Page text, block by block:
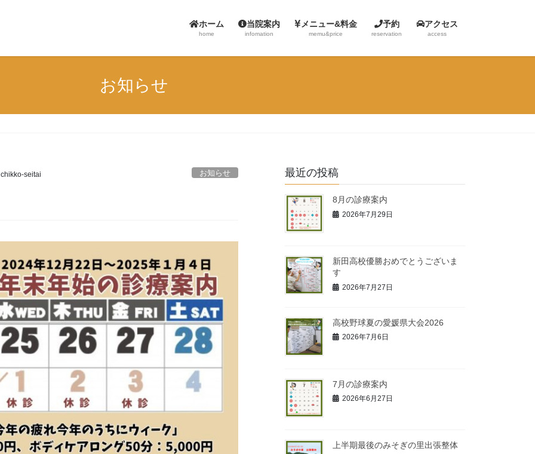
ホーム
home
当院案内
infomation
メニュー&料金
memu&price
予約
reservation
アクセス
access
お知らせ
seitai お知らせ 最近の投稿
8月の診療案内
2026年7月29日
新田高校優勝おめでとうございま
す
2026年7月27日
高校野球夏の愛媛県大会2026
2026年7月6日
7月の診療案内
2026年6月27日
上半期最後のみそぎの里出張整体